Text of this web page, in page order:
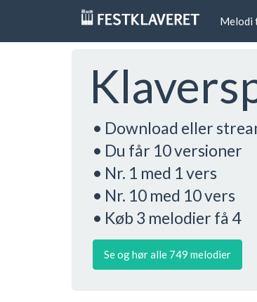
Melodi
• Download eller
• Du får 10 versioner
• Nr. 1 med 1 vers
• Nr. 10 med 10 vers
• Køb 3 melodier få 4
Se og hør alle 749 melodier